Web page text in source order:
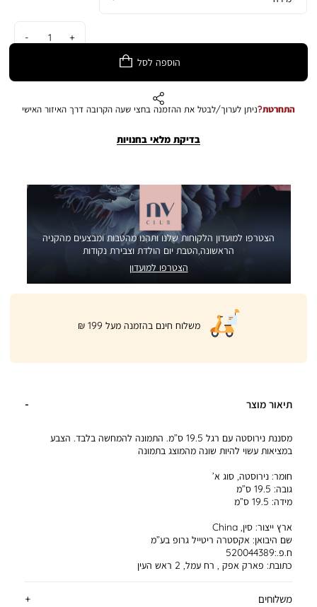
הוספה לסל
התחרטת?ניתן לערוך/לבטל את ההזמנה בחצי שעה הקרובה דרך האיזור האישי
בדיקת מלאי בחנויות
הצטרפו למועדון הלקוחות שלנו ותהנו מהטבות ומבצעים מהקניה
הראשונה,הטבת יום הולדת וצבירת נקודות
הצטרפו למועדון
|
product
page
banner
משלוח חינם בהזמנה מעל 199 ₪
תיאור מוצר
מסננת נירוסטה עם רגל 19.5 ס”מ. התמונה להמחשה בלבד. הצבע
במציאות עשוי להיות שונה מהמוצג בתמונה
חומר: נירוסטה, סוג א’
גובה: 19.5 ס”מ
מידה: 19.5 ס”מ
ארץ ייצור: סין, China
שם היבואן: אקסטרה ריטייל גרופ בע”מ
ח.פ.:520044389
כתובת: פארק אפק , רח עמל, 2 ראש העין
משלוחים